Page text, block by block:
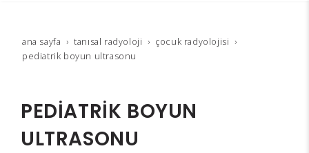
ana sayfa tanisal radyoloji̇
çocuk radyoloji̇si̇
pedi̇atri̇k boyun ultrasonu
PEDİATRİK BOYUN
ULTRASONU